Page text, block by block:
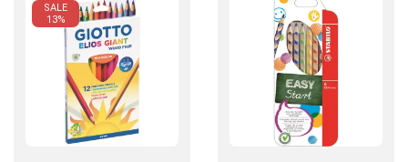
SALE
13%